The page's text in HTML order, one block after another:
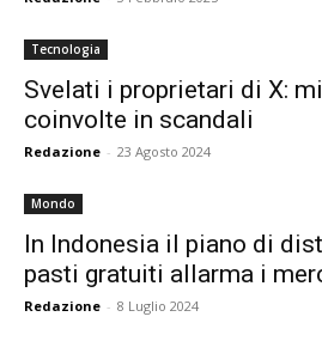
Tecnologia
Svelati i proprietari di X:
coinvolte in scandali
Redazione - 23 Agosto 2024
Mondo
In Indonesia il piano di
pasti gratuiti allarma i
Redazione - 8 Luglio 2024